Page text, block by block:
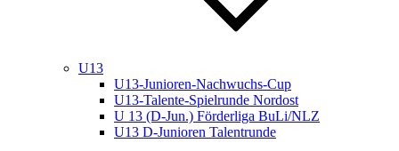
U13
U13-Junioren-Nachwuchs-Cup
U13-Talente-Spielrunde Nordost
U 13 (D-Jun.) Förderliga BuLi/NLZ
U13 D-Junioren Talentrunde